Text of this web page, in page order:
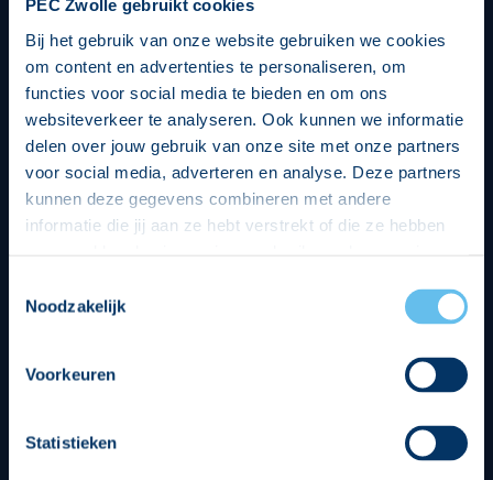
PEC Zwolle gebruikt cookies
Bij het gebruik van onze website gebruiken we cookies
om content en advertenties te personaliseren, om
functies voor social media te bieden en om ons
websiteverkeer te analyseren. Ook kunnen we informatie
delen over jouw gebruik van onze site met onze partners
voor social media, adverteren en analyse. Deze partners
kunnen deze gegevens combineren met andere
informatie die jij aan ze hebt verstrekt of die ze hebben
op een veilige en integere wijze. Je kunt je toestemming
beheren op de privacy- en cookieverklaring pagina.
Noodzakelijk
Voorkeuren
Statistieken